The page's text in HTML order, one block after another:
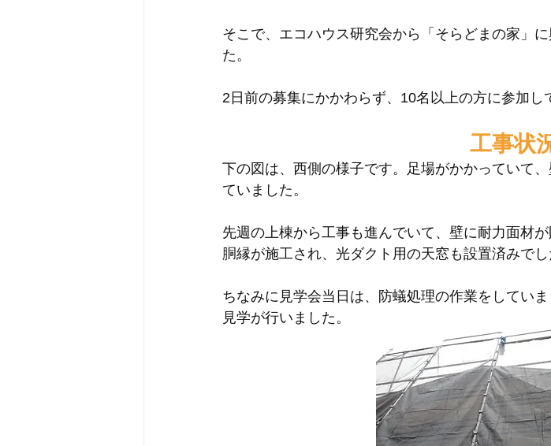
そこで、エコハウス研究会から「そらどまの家」
た。
2日前の募集にかかわらず、10名以上の方に参加し
工事状
下の図は、西側の様子です。足場がかかっていて
ていました。
先週の上棟から工事も進んでいて、壁に耐力面材
胴縁が施工され、光ダクト用の天窓も設置済みでし
ちなみに見学会当日は、防蟻処理の作業をしてい
見学が行いました。